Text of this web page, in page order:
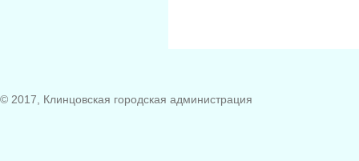
© 2017, Клинцовская городская администрация